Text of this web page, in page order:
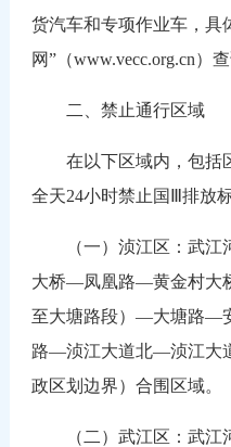
货汽车和专项作业车，具
网”（www.vecc.org.cn）
二、禁止通行区域
在以下区域内，包括区
全天24小时禁止国Ⅲ排放
（一）浈江区：武江
大桥—凤凰路—黄金村大
至大塘路段）—大塘路—
路—浈江大道北—浈江大
政区划边界）合围区域。
（二）武江区：武江